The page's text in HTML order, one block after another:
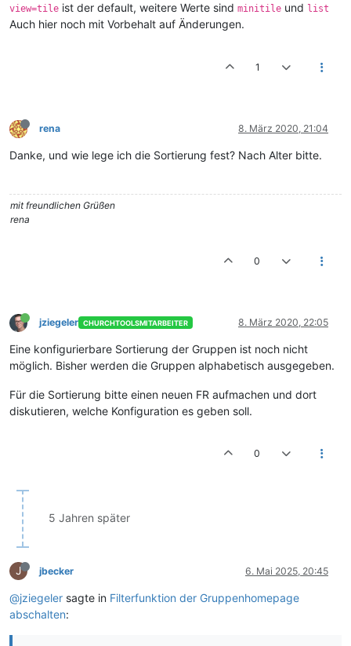
view=tile ist der default, weitere Werte sind minitile und list
Auch hier noch mit Vorbehalt auf Änderungen.
1
rena 8. März 2020, 21:04
Danke, und wie lege ich die Sortierung fest? Nach Alter bitte.
mit freundlichen Grüßen
rena
0
jziegeler CHURCHTOOLSMITARBEITER 8. März 2020, 22:05
Eine konfigurierbare Sortierung der Gruppen ist noch nicht
möglich. Bisher werden die Gruppen alphabetisch ausgegeben.
Für die Sortierung bitte einen neuen FR aufmachen und dort
diskutieren, welche Konfiguration es geben soll.
0
5 Jahren später
J jbecker 6. Mai 2025, 20:45
@jziegeler sagte in Filterfunktion der Gruppenhomepage
abschalten: